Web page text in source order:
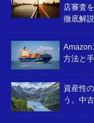
店審査
徹底解
Amazon
方法と
資産性
う。中